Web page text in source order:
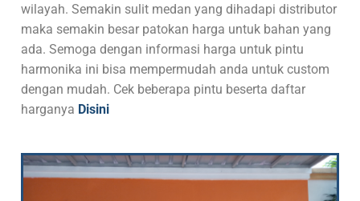
wilayah. Semakin sulit medan yang dihadapi distributor
maka semakin besar patokan harga untuk bahan yang
ada. Semoga dengan informasi harga untuk pintu
harmonika ini bisa mempermudah anda untuk custom
dengan mudah. Cek beberapa pintu beserta daftar
harganya Disini